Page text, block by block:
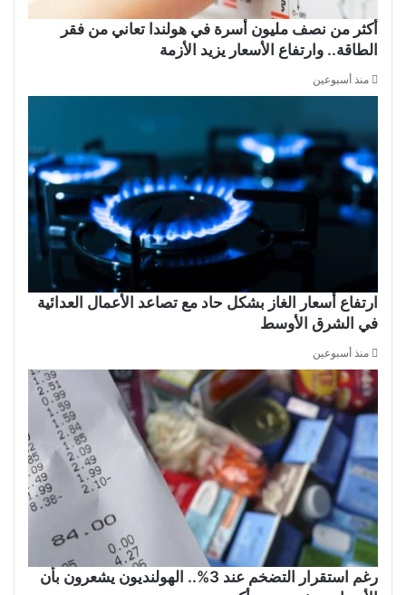
أكثر من نصف مليون أسرة في هولندا تعاني من فقر
الطاقة.. وارتفاع الأسعار يزيد الأزمة
منذ أسبوعين
ارتفاع أسعار الغاز بشكل حاد مع تصاعد الأعمال العدائية
في الشرق الأوسط
منذ أسبوعين
رغم استقرار التضخم عند 3%.. الهولنديون يشعرون بأن